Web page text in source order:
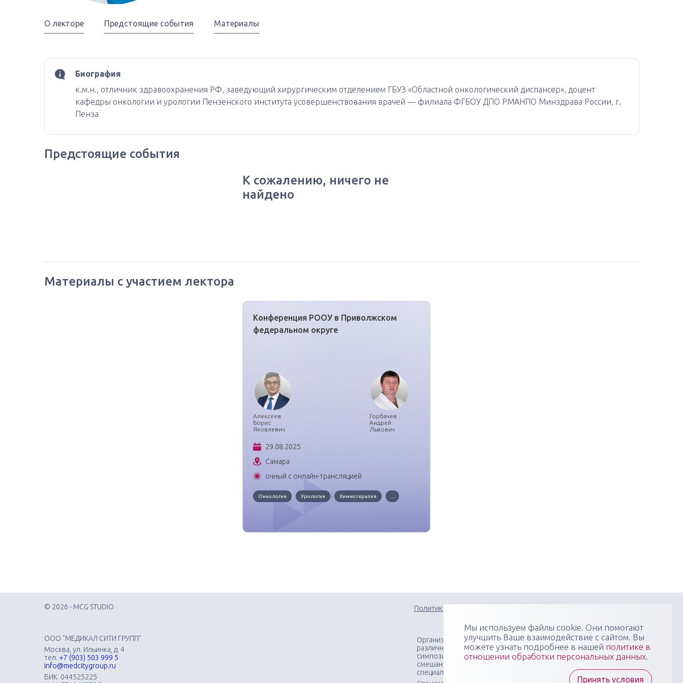
О лекторе Предстоящие события Материалы
Биография
к.м.н., отличник здравоохранения РФ, заведующий хирургическим отделением ГБУЗ «Областной онкологический диспансер», доцент
кафедры онкологии и урологии Пензенского института усовершенствования врачей — филиала ФГБОУ ДПО РМАНПО Минздрава России, г.
Пенза
Предстоящие события
К сожалению, ничего не
найдено
Материалы с участием лектора
Конференция РООУ в Приволжском
федеральном округе
Алексеев
Борис
Яковлевич
Горбачев
Андрей
Львович
29.08.2025
Самара
очный с онлайн-трансляцией
Онкология Урология Химиотерапия ...
© 2026 - MCG STUDIO Политика конфиденциальности
ООО "МЕДИКАЛ СИТИ ГРУПП"
Москва, ул. Ильинка, д. 4
тел. +7 (903) 503 999 5
info@medcitygroup.ru
БИК: 044525225
Организация научно-практических медицинских мероприятий
различного профиля: конгрессов, форумов, конференций,
симпозиумов, вебинаров, мастер-классов в очных, онлайн- и
смешанных форматах, повышающих компетенции медицинских
специалистов
Мы используем файлы cookie. Они помогают
улучшить Ваше взаимодействие с сайтом. Вы
можете узнать подробнее в нашей политике в
отношении обработки персональных данных.
Принять условия